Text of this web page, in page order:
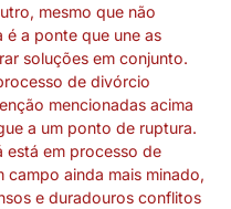
mesmo que não
é a ponte que une as
soluções em conjunto.
de divórcio
mencionadas acima
a um ponto de ruptura.
está em processo de
ainda mais minado,
e duradouros conflitos